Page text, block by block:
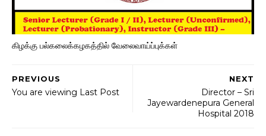
கிழக்கு பல்கலைக்கழகத்தில் வேலைவாய்ப்புக்கள்
NEXT
Director – Sri
Jayewardenepura General
Hospital 2018
PREVIOUS
You are viewing Last Post